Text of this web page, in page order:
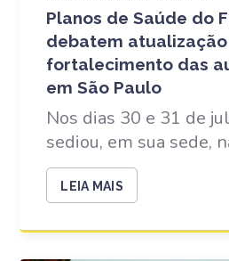
Planos de Saúde do
debatem
fortalecimento das
em São Paulo
Nos dias 30 e 31 de
sediou, em sua sede,
LEIA MAIS